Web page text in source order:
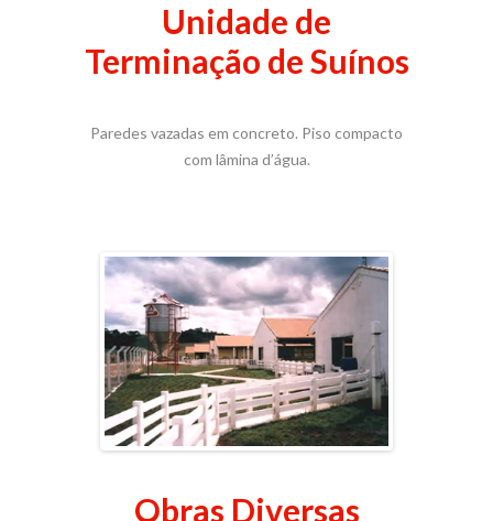
Unidade de
Terminação de Suínos
Paredes vazadas em concreto. Piso compacto
com lâmina d’água.
Obras Diversas